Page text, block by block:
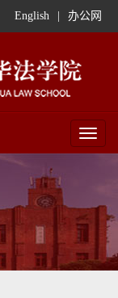
English 办公网
Toggle